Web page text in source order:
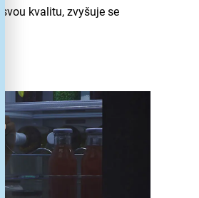
kvalitu, zvyšuje se